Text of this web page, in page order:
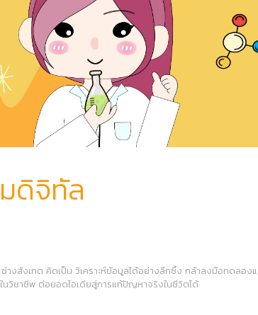
ดิจิทัล
างสังเกต คิดเป็น วิเคราะห์ข้อมูลได้อย่างลึกซึ้ง กล้าลงมือทดลอ
นวิชาชีพ ต่อยอดไอเดียสู่การแก้ปัญหาจริงในชีวิตได้